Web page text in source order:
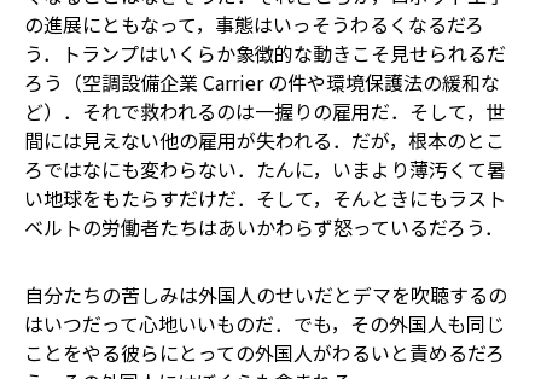
の進展にともなって，事態はいっそうわるくなるだろ
う．トランプはいくらか象徴的な動きこそ見せられるだ
ろう（空調設備企業 Carrier の件や環境保護法の緩和な
ど）．それで救われるのは一握りの雇用だ．そして，世
間には見えない他の雇用が失われる．だが，根本のとこ
ろではなにも変わらない．たんに，いまより薄汚くて暑
い地球をもたらすだけだ．そして，そんときにもラスト
ベルトの労働者たちはあいかわらず怒っているだろう．
自分たちの苦しみは外国人のせいだとデマを吹聴するの
はいつだって心地いいものだ．でも，その外国人も同じ
ことをやる――彼らにとっての外国人がわるいと責めるだろ